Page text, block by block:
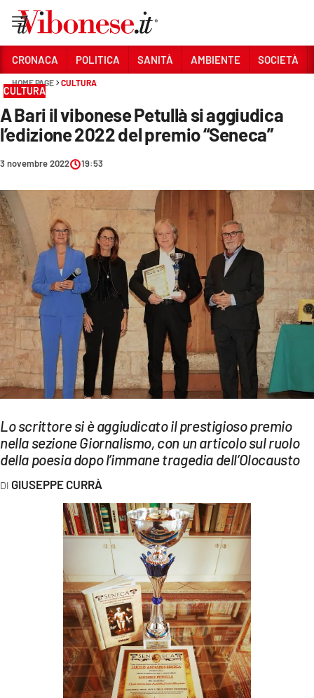
Sezioni
CRONACA
POLITICA
SANITÀ
AMBIENTE
SOCIETÀ
CULTURA
ECONOMIA E LAVORO
EVENTI
SPORT
Streaming
LAC NETWORK
LACONAIR.IT
LACITYMAG.IT
ILREGGINO.IT
CRONACA POLITICA SANITÀ AMBIENTE SOCIETÀ
HOME PAGE CULTURA
CULTURA
A Bari il vibonese Petullà si aggiudica
l’edizione 2022 del premio “Seneca”
3 novembre 2022 19:53
Lo scrittore si è aggiudicato il prestigioso premio
nella sezione Giornalismo, con un articolo sul ruolo
della poesia dopo l’immane tragedia dell’Olocausto
GIUSEPPE CURRÀ